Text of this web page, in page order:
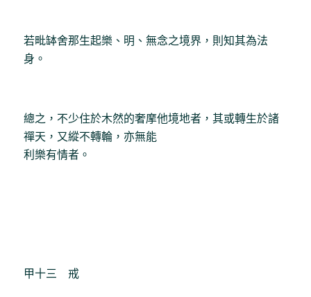
若毗缽舍那生起樂、明、無念之境界，則知其為法
身。
總之，不少住於木然的奢摩他境地者，其或轉生於諸
禪天，又縱不轉輪，亦無能
利樂有情者。
甲十三 戒